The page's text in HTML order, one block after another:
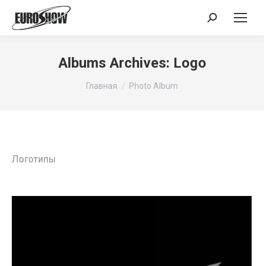
Поиск:
Albums Archives: Logo
Вы здесь:
Главная Photo Album
Логотипы